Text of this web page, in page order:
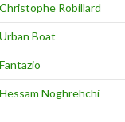
Christophe Robillard
Urban Boat
Fantazio
Hessam Noghrehchi